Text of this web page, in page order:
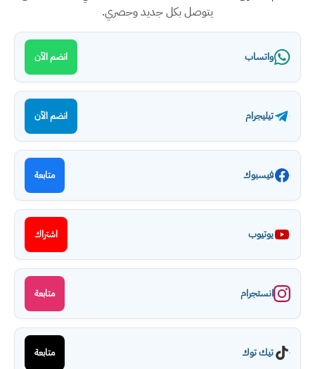
يتوصل بكل جديد وحصري.
واتساب انضم الآن
تيليجرام انضم الآن
فيسبوك متابعة
يوتيوب اشتراك
انستجرام متابعة
تيك توك متابعة